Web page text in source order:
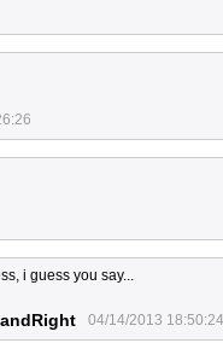
i guess you say...
04/14/2013 18:50:24